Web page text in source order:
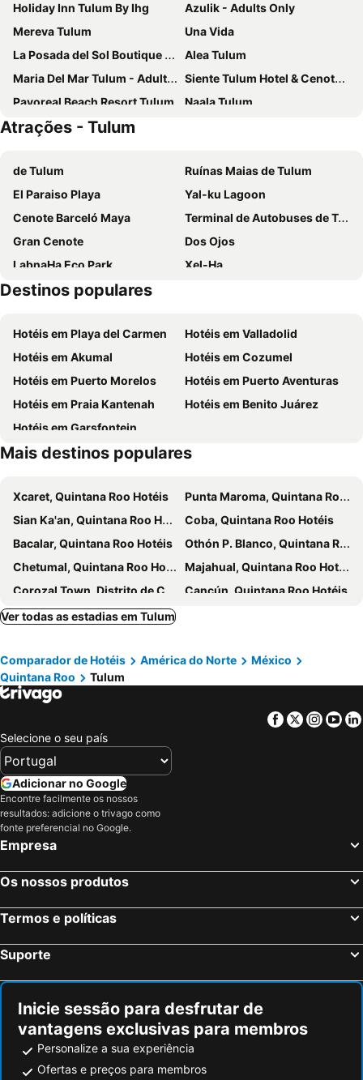
Holiday Inn Tulum By Ihg
Azulik - Adults Only
Mereva Tulum
Una Vida
La Posada del Sol Boutique Hotel Tulum
Alea Tulum
Maria Del Mar Tulum - Adults Only
Siente Tulum Hotel & Cenote Club
Pavoreal Beach Resort Tulum
Naala Tulum
Casa Ganesh Tulum
Our Habitas Tulum - Adults Only
Mi Amor by La Zebra, an SLH Hotel
Ahau Tulum
Tulum Brew House Hotel & Spa
Wyndham Tulum
Hotel Mundo Maya Tulum
Nômade Temple Tulum
Mia Tulum Resort
Casa Malca
Punta Piedra Beach Posada
Prana Boutique Hotel
Villa Las Estrellas Tulum - located at the party zone
Suites Tulum
Maya Tulum By G Hotels
Zamas Hotel
Ana y José Hotel & Spa Tulum
Tago Tulum by G Hotels
Mezzanine by La Zebra, an SLH Hotel
Elements Tulum Boutique Hotel
Siente Tulum Hotel & Cenote Club
Nerea Tulum
Amaka Calma Tulum
Kimpton Aluna Resort Tulum
Coco Unlimited
Orchid House Tulum Beach
Kanan Tulum
Cabanas Tulum- Beach Hotel & Spa
Cielo Maya Beach Tulum
Hotelito Azul
Libelula Tulum Beachfront Hotel
Gardenia Collective
Zendero Tulum
KAHATSA' boutique hotel
Amansala Pueblo
Hotel Noah Tulum
Layla Tulum - Adults Only
Corazon de Tulum
Coco Tulum Hotel
Dos Ceibas Tulum Feel Good Hotel
Alito Tulum Hotel
Trobbu Boutique Collection Tulum
Intima Resort Tulum
Zereno Tulum Beach Club Access
Atrações - Tulum
de Tulum
Ruínas Maias de Tulum
El Paraiso Playa
Yal-ku Lagoon
Cenote Barceló Maya
Terminal de Autobuses de Tulum
Gran Cenote
Dos Ojos
LabnaHa Eco Park
Xel-Ha
Kantenah
Destinos populares
Hotéis em Playa del Carmen
Hotéis em Valladolid
Hotéis em Akumal
Hotéis em Cozumel
Hotéis em Puerto Morelos
Hotéis em Puerto Aventuras
Hotéis em Praia Kantenah
Hotéis em Benito Juárez
Hotéis em Garsfontein
Mais destinos populares
Xcaret, Quintana Roo Hotéis
Punta Maroma, Quintana Roo Hotéis
Sian Ka'an, Quintana Roo Hotéis
Coba, Quintana Roo Hotéis
Bacalar, Quintana Roo Hotéis
Othón P. Blanco, Quintana Roo Hotéis
Chetumal, Quintana Roo Hotéis
Majahual, Quintana Roo Hotéis
Corozal Town, Distrito de Corozal Hotéis
Cancún, Quintana Roo Hotéis
Playa del Carmen, Quintana Roo Hotéis
Cidade do México, Distrito Federal Hotéis
Cozumel, Quintana Roo Hotéis
Isla Mujeres, Quintana Roo Hotéis
Ver todas as estadias em Tulum
Comparador de Hotéis América do Norte
México
Quintana Roo
Tulum
Facebook
Twitter
Selecione o seu país
Adicionar no Google
Encontre facilmente os nossos
resultados: adicione o trivago como
fonte preferencial no Google.
Empresa
Os nossos produtos
Termos e políticas
Suporte
Inicie sessão para desfrutar de
vantagens exclusivas para membros
Personalize a sua experiência
Ofertas e preços para membros